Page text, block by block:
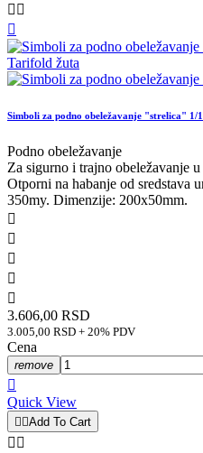
 

Simboli za podno obeležavanje "strelica" 1/
Podno obeležavanje
Za sigurno i trajno obeležavanje
Otporni na habanje od sredstava
350my. Dimenzije: 200x50mm.





3.606,00 RSD
3.005,00 RSD + 20% PDV
Cena
remove

Quick View
 Add To Cart
 